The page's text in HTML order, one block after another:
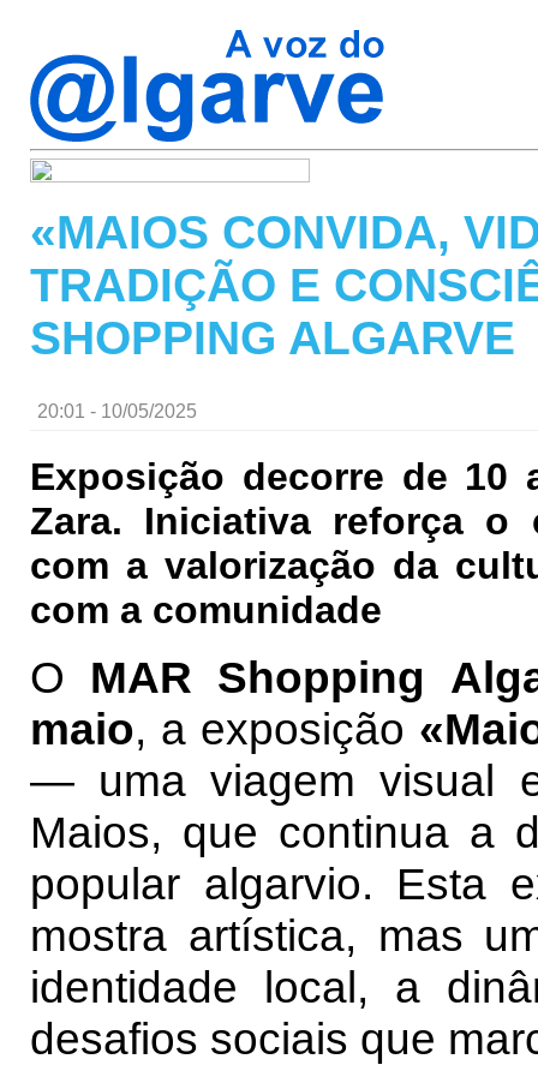
«MAIOS CONVIDA,
TRADIÇÃO E
SHOPPING ALGARVE
20:01 - 10/05/2025
Exposição decorre de
Zara. Iniciativa reforça o
com a valorização da
com a comunidade
O MAR Shopping
maio, a exposição
— uma viagem visual
Maios, que continua a
popular algarvio. Esta
mostra artística, mas
identidade local, a
desafios sociais que